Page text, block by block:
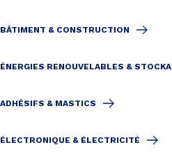
BÂTIMENT & CONSTRUCTION
ÉNERGIES RENOUVELABLES &
ADHÉSIFS & MASTICS
ÉLECTRONIQUE & ÉLECTRICITÉ